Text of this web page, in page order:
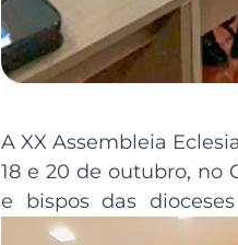
A XX Assembleia
18 e 20 de outubro, no
e bispos das